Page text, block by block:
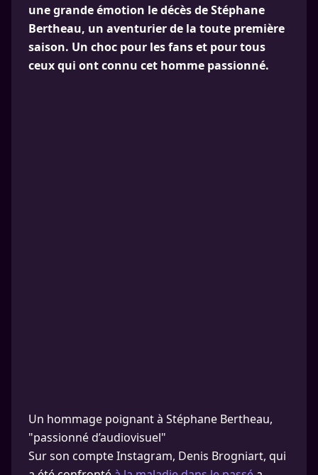
une grande émotion le décès de Stéphane
Bertheau, un aventurier de la toute première
saison. Un choc pour les fans et pour tous
ceux qui ont connu cet homme passionné.
Un hommage poignant à Stéphane Bertheau,
"passionné d’audiovisuel"
Sur son compte Instagram, Denis Brogniart, qui